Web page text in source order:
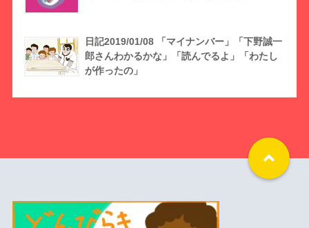
日記2019/01/08 「マイナンバー」「下野誠一
郎さんわかるかな」「読んでるよ」「わたし
が作ったの」